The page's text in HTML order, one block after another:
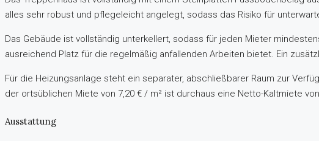
alles sehr robust und pflegeleicht angelegt, sodass das Risiko für
Das Gebäude ist vollständig unterkellert, sodass für jeden Mieter
ausreichend Platz für die regelmäßig anfallenden Arbeiten bietet. Ein
Für die Heizungsanlage steht ein separater, abschließbarer Raum zur
der ortsüblichen Miete von 7,20 € / m² ist durchaus eine Netto-Kaltmiete
Ausstattung